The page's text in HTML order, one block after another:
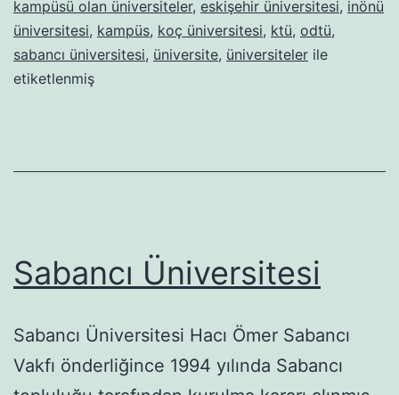
kampüsü olan üniversiteler, eskişehir üniversitesi, inönü
üniversitesi, kampüs, koç üniversitesi, ktü, odtü,
sabancı üniversitesi, üniversite, üniversiteler ile
etiketlenmiş
Sabancı Üniversitesi
Sabancı Üniversitesi Hacı Ömer Sabancı
Vakfı önderliğince 1994 yılında Sabancı